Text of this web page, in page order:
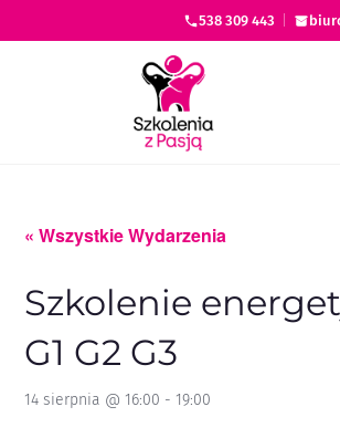
538 309 443
« Wszystkie Wydarzenia
Szkolenie
G1 G2 G3
14 sierpnia @ 16:00 - 19:00